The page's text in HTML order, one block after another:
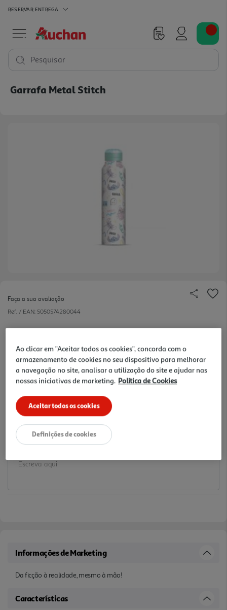
RESERVAR ENTREGA
Pesquisar
Garrafa Metal Stitch
Faça a sua avaliação
Ref. / EAN: 5050574280044
Da ficção à realidade, mesmo à mão!
12.99 €/un
12,99 €
Notas de preparação
Informações de Marketing
Da ficção à realidade, mesmo à mão!
Características
Ao clicar em "Aceitar todos os cookies", concorda com o
armazenamento de cookies no seu dispositivo para melhorar
a navegação no site, analisar a utilização do site e ajudar nas
nossas iniciativas de marketing. Política de Cookies
Aceitar todos os cookies
Definições de cookies